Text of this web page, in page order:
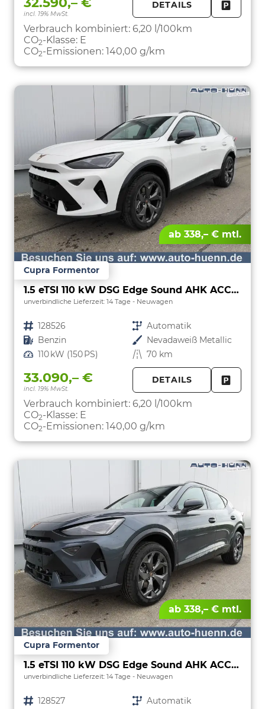
incl. 19% MwSt.
DETAILS
Verbrauch kombiniert: 6,20 l/100km
CO2-Klasse: E
CO2-Emissionen: 140,00 g/km
ab 338,– € mtl.
Cupra Formentor
1.5 eTSI 110 kW DSG Edge Sound AHK ACC LED
unverbindliche Lieferzeit: 14 Tage Neuwagen
Fahrzeugnr. 128526 Getriebe Automatik
Kraftstoff Benzin Außenfarbe Nevadaweiß Metallic
Leistung 110 kW (150 PS) Kilometerstand 70 km
33.090,– €
incl. 19% MwSt.
DETAILS
Verbrauch kombiniert: 6,20 l/100km
CO2-Klasse: E
CO2-Emissionen: 140,00 g/km
ab 338,– € mtl.
Cupra Formentor
1.5 eTSI 110 kW DSG Edge Sound AHK ACC LED
unverbindliche Lieferzeit: 14 Tage Neuwagen
Fahrzeugnr. 128527 Getriebe Automatik